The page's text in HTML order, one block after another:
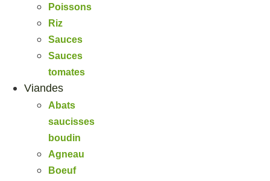
Poissons
Riz
Sauces
Sauces
tomates
Viandes
Abats
saucisses
boudin
Agneau
Boeuf